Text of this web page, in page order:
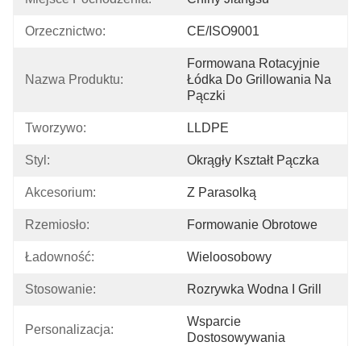
Orzecznictwo: CE/ISO9001
Nazwa Produktu:
Formowana Rotacyjnie
Łódka Do Grillowania Na
Pączki
Tworzywo: LLDPE
Styl: Okrągły Kształt Pączka
Akcesorium: Z Parasolką
Rzemiosło: Formowanie Obrotowe
Ładowność: Wieloosobowy
Stosowanie: Rozrywka Wodna I Grill
Personalizacja:
Wsparcie
Dostosowywania